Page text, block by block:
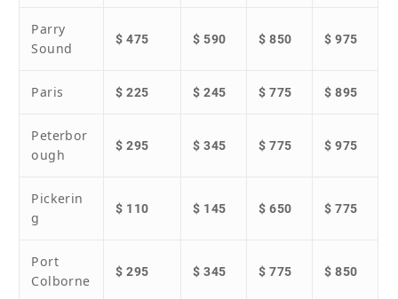
Parry
Sound
$ 475 $ 590 $ 850 $ 975
Paris $ 225 $ 245 $ 775 $ 895
Peterbor
ough
$ 295 $ 345 $ 775 $ 975
Pickerin
g
$ 110 $ 145 $ 650 $ 775
Port
Colborne
$ 295 $ 345 $ 775 $ 850